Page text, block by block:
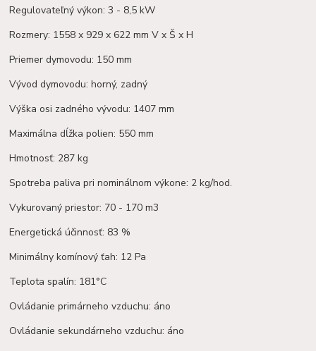
Regulovateľný výkon: 3 - 8,5 kW
Rozmery: 1558 x 929 x 622 mm V x Š x H
Priemer dymovodu: 150 mm
Vývod dymovodu: horný, zadný
Výška osi zadného vývodu: 1407 mm
Maximálna dĺžka polien: 550 mm
Hmotnosť: 287 kg
Spotreba paliva pri nominálnom výkone: 2 kg/hod.
Vykurovaný priestor: 70 - 170 m3
Energetická účinnosť: 83 %
Minimálny komínový ťah: 12 Pa
Teplota spalín: 181°C
Ovládanie primárneho vzduchu: áno
Ovládanie sekundárneho vzduchu: áno